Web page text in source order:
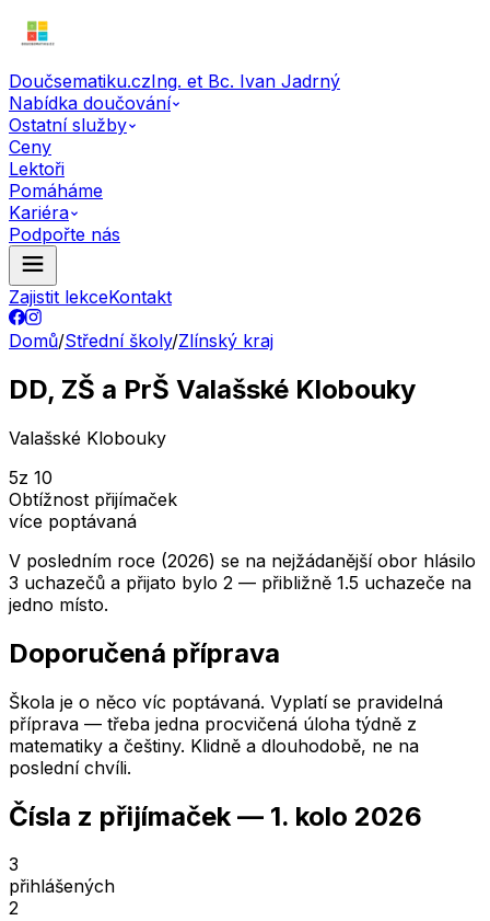
Doučsematiku.czIng. et Bc. Ivan Jadrný
Nabídka doučování
Ostatní služby
Ceny
Lektoři
Pomáháme
Kariéra
Podpořte nás
Zajistit lekceKontakt
Domů/Střední školy/Zlínský kraj
DD, ZŠ a PrŠ Valašské Klobouky
Valašské Klobouky
5z 10
Obtížnost přijímaček
více poptávaná
V posledním roce (2026) se na nejžádanější obor hlásilo
3 uchazečů a přijato bylo 2 — přibližně 1.5 uchazeče na
jedno místo.
Doporučená příprava
Škola je o něco víc poptávaná. Vyplatí se pravidelná
příprava — třeba jedna procvičená úloha týdně z
matematiky a češtiny. Klidně a dlouhodobě, ne na
poslední chvíli.
Čísla z přijímaček — 1. kolo 2026
3
přihlášených
2